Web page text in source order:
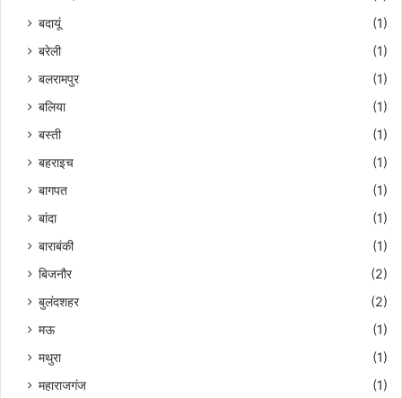
बदायूं
(1)
बरेली
(1)
बलरामपुर
(1)
बलिया
(1)
बस्ती
(1)
बहराइच
(1)
बागपत
(1)
बांदा
(1)
बाराबंकी
(1)
बिजनौर
(2)
बुलंदशहर
(2)
मऊ
(1)
मथुरा
(1)
महाराजगंज
(1)